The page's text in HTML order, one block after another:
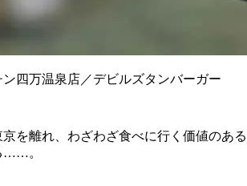
四万温泉店／デビルズタンバーガー
を離れ、わざわざ食べに行く価値のある
……。